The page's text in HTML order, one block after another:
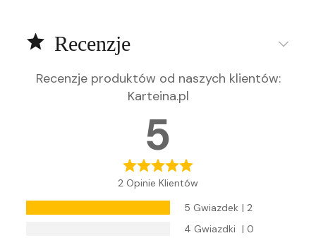
Recenzje
Recenzje produktów od naszych klientów:
Karteina.pl
5
2 Opinie Klientów
5 Gwiazdek | 2
4 Gwiazdki | 0